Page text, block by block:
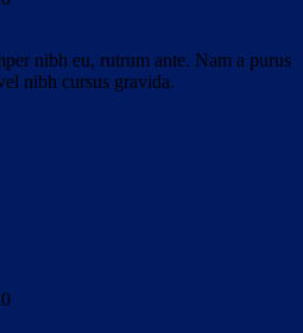
nibh eu, rutrum ante. Nam a purus
nibh cursus gravida.